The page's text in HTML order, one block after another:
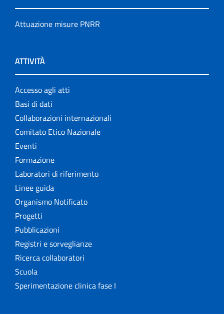
Attuazione misure PNRR
ATTIVITÀ
Accesso agli atti
Basi di dati
Collaborazioni internazionali
Comitato Etico Nazionale
Eventi
Formazione
Laboratori di riferimento
Linee guida
Organismo Notificato
Progetti
Pubblicazioni
Registri e sorveglianze
Ricerca collaboratori
Scuola
Sperimentazione clinica fase I